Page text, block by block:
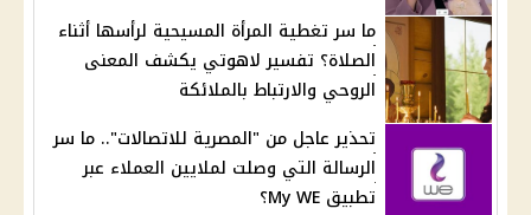
ما سر تغطية المرأة المسيحية لرأسها أثناء
الصلاة؟ تفسير لاهوتي يكشف المعنى
الروحي والارتباط بالملائكة
تحذير عاجل من "المصرية للاتصالات".. ما سر
الرسالة التي وصلت لملايين العملاء عبر
تطبيق My WE؟